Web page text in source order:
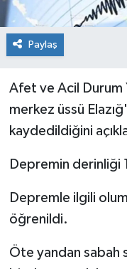
Paylaş
Afet ve Acil Durum
merkez üssü
kaydedildiğini
Depremin derinliği
Depremle ilgili
öğrenildi.
Öte yandan sabah
Gündem
İlim & İrfan
Kültür & Sanat
KURDÎ
Sağlık
Sağlık & Yaşam